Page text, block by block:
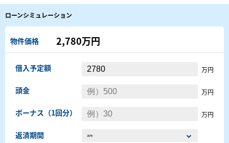
ローンシミュレーション
物件価格 2,780万円
借入予定額 万円
頭金 万円
ボーナス（1回分） 万円
返済期間